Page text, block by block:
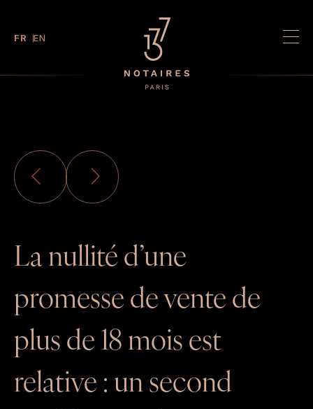
FR EN
PAIEMENT EN LIGNE
DATA ROOM
GESTION LOCATIVE
Actualités
Expertises
Carrières
Annonces immobilières
La nullité d’une
promesse de vente de
plus de 18 mois est
relative : un second